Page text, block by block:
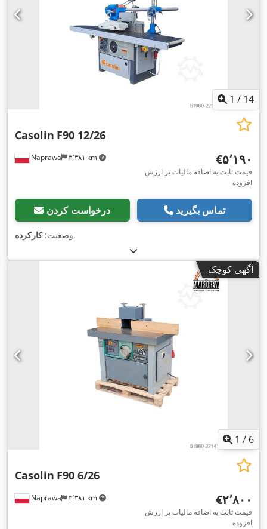
1 / 14
Naprawa ۳٬۳۸۱ km
Casolin F90 12/26
‎€۵٬۱۹۰
قیمت ثابت به اضافه مالیات بر ارزش
افزوده
درخواست کردن تماس بگیرید
وضعیت:کارکرده ,
آگهی کوچک
1 / 6
Naprawa ۳٬۳۸۱ km
Casolin F90 6/26
‎€۲٬۸۰۰
قیمت ثابت به اضافه مالیات بر ارزش
افزوده